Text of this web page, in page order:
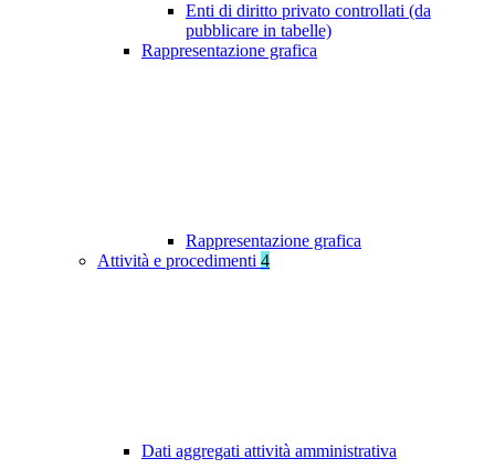
Enti di diritto privato controllati (da
pubblicare in tabelle)
Rappresentazione grafica
Rappresentazione grafica
Attività e procedimenti 4
Dati aggregati attività amministrativa